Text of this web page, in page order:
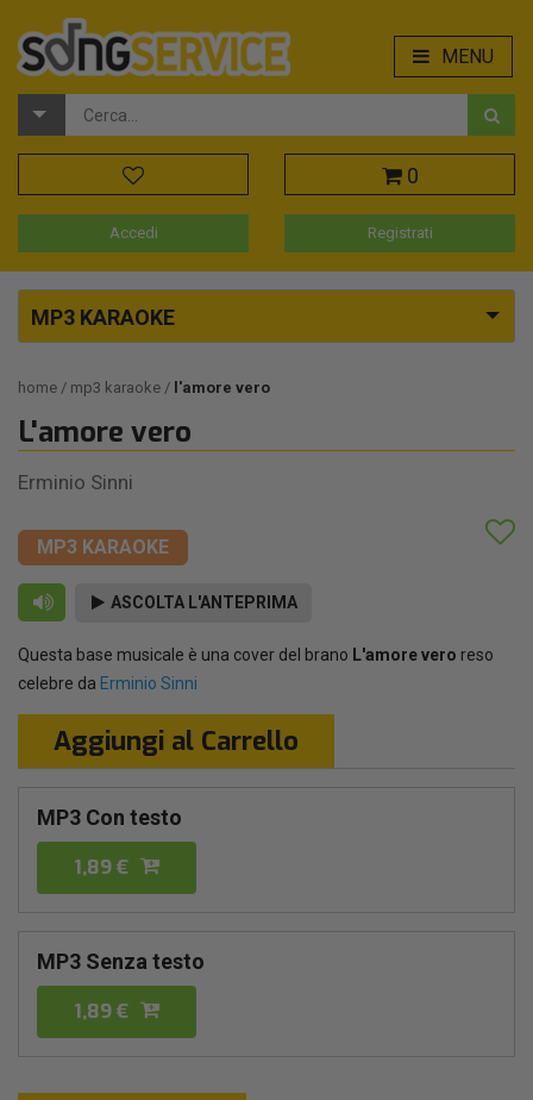
MENU
0
Accedi Registrati
MP3 KARAOKE
home mp3 karaoke l'amore vero
L'amore vero
Erminio Sinni
MP3 KARAOKE
ASCOLTA L'ANTEPRIMA
Questa base musicale è una cover del brano L'amore vero reso
celebre da Erminio Sinni
Aggiungi al Carrello
MP3 Con testo
1,89 €
MP3 Senza testo
1,89 €